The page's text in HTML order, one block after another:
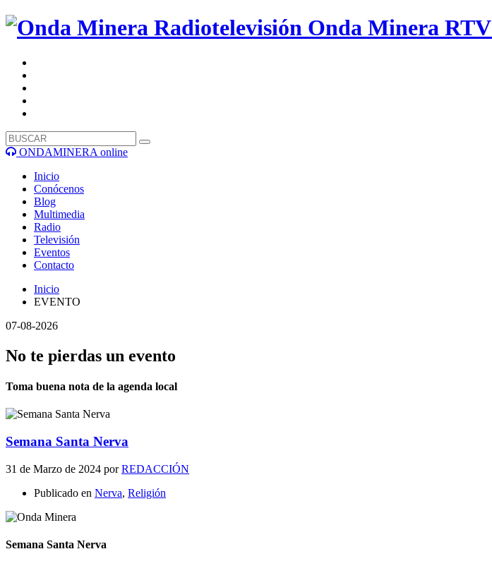
Onda Minera RTV
ONDAMINERA online
Inicio
Conócenos
Blog
Multimedia
Radio
Televisión
Eventos
Contacto
Inicio
EVENTO
07-08-2026
No te pierdas un evento
Toma buena nota de la agenda local
Semana Santa Nerva
31 de Marzo de 2024 porREDACCIÓN
Publicado en Nerva, Religión
Semana Santa Nerva